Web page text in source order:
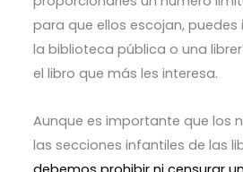
para que ellos escojan, puedes
la biblioteca pública o una
el libro que más les interesa.
Aunque es importante que los
las secciones infantiles de las